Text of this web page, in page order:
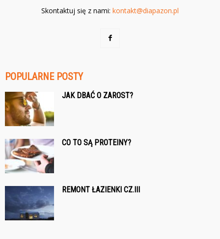
Skontaktuj się z nami: kontakt@diapazon.pl
POPULARNE POSTY
JAK DBAĆ O ZAROST?
CO TO SĄ PROTEINY?
REMONT ŁAZIENKI CZ.III